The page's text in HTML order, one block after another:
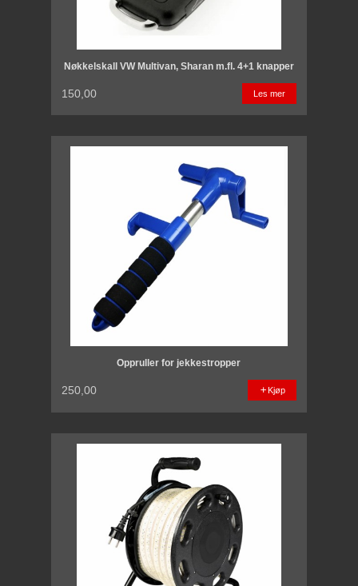
Nøkkelskall VW Multivan, Sharan m.fl. 4+1 knapper
150,00 Les mer
Oppruller for jekkestropper
250,00 Kjøp